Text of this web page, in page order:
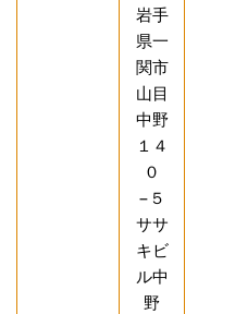
岩手
県一
関市
山目
中野
１４
０
−５
ササ
キビ
ル中
野